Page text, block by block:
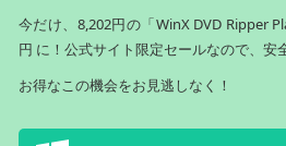
今だけ、8,202円の「WinX DVD Ripper
円 に！公式サイト限定セールなので、安
お得なこの機会をお見逃しなく！